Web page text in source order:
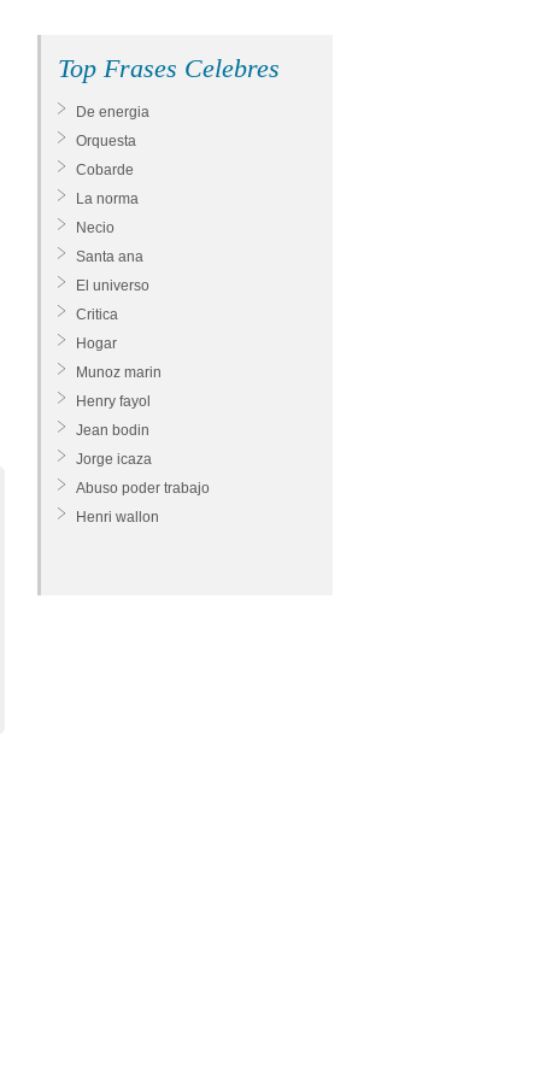
Top Frases Celebres
De energia
Orquesta
Cobarde
La norma
Necio
Santa ana
El universo
Critica
Hogar
Munoz marin
Henry fayol
Jean bodin
Jorge icaza
Abuso poder trabajo
Henri wallon